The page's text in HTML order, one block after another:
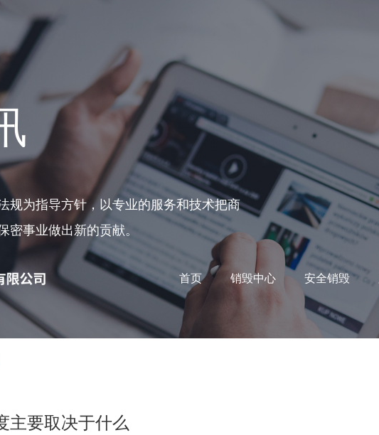
首页 销毁中心 安全销毁
规为指导方针，以专业的服务和技术把商
密事业做出新的贡献。
主要取决于什么